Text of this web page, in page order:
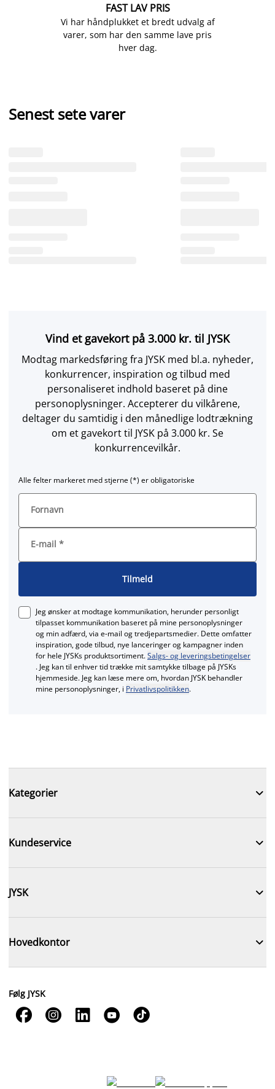
FAST LAV PRIS
Vi har håndplukket et bredt udvalg af
varer, som har den samme lave pris
hver dag.
Senest sete varer
Vind et gavekort på 3.000 kr. til JYSK
Modtag markedsføring fra JYSK med bl.a. nyheder,
konkurrencer, inspiration og tilbud med
personaliseret indhold baseret på dine
personoplysninger. Accepterer du vilkårene,
deltager du samtidig i den månedlige lodtrækning
om et gavekort til JYSK på 3.000 kr. Se
konkurrencevilkår.
Alle felter markeret med stjerne (*) er obligatoriske
Fornavn
E-mail *
Tilmeld
Jeg ønsker at modtage kommunikation, herunder personligt
tilpasset kommunikation baseret på mine personoplysninger
og min adfærd, via e‑mail og tredjepartsmedier. Dette omfatter
inspiration, gode tilbud, nye lanceringer og kampagner inden
for hele JYSKs produktsortiment.Salgs- og leveringsbetingelser
. Jeg kan til enhver tid trække mit samtykke tilbage på JYSKs
hjemmeside. Jeg kan læse mere om, hvordan JYSK behandler
mine personoplysninger, i Privatlivspolitikken.
Kategorier 
Kundeservice 
JYSK 
Hovedkontor 
Følg JYSK
    